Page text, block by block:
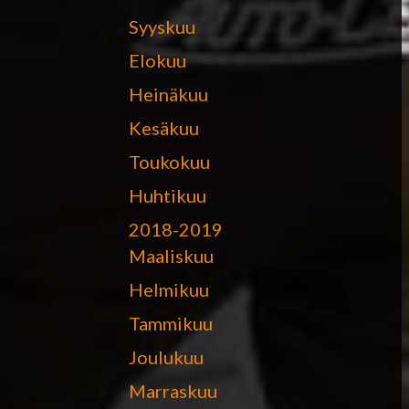
Syyskuu
Elokuu
Heinäkuu
Kesäkuu
Toukokuu
Huhtikuu
2018-2019
Maaliskuu
Helmikuu
Tammikuu
Joulukuu
Marraskuu